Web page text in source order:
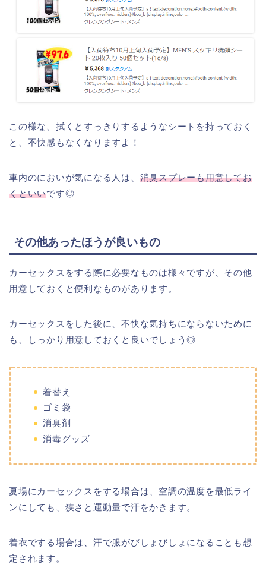
この様な、拭くとすっきりするようなシートを持っておく
と、不快感もなくなりますよ！
車内のにおいが気になる人は、 消臭スプレーも用意してお
くといいです◎
その他あったほうが良いもの
カーセックスをする際に必要なものは様々ですが、その他
用意しておくと便利なものがあります。
カーセックスをした後に、不快な気持ちにならないために
も、しっかり用意しておくと良いでしょう◎
着替え
ゴミ袋
消臭剤
消毒グッズ
夏場にカーセックスをする場合は、空調の温度を最低ライ
ンにしても、狭さと運動量で汗をかきます。
着衣でする場合は、汗で服がびしょびしょになることも想
定されます。